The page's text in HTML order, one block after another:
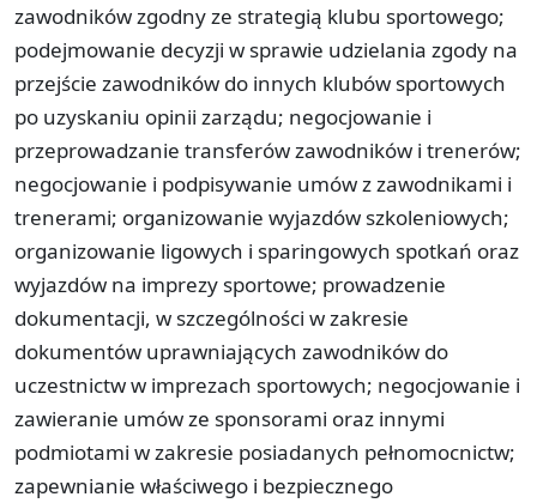
zawodników zgodny ze strategią klubu sportowego;
podejmowanie decyzji w sprawie udzielania zgody na
przejście zawodników do innych klubów sportowych
po uzyskaniu opinii zarządu; negocjowanie i
przeprowadzanie transferów zawodników i trenerów;
negocjowanie i podpisywanie umów z zawodnikami i
trenerami; organizowanie wyjazdów szkoleniowych;
organizowanie ligowych i sparingowych spotkań oraz
wyjazdów na imprezy sportowe; prowadzenie
dokumentacji, w szczególności w zakresie
dokumentów uprawniających zawodników do
uczestnictw w imprezach sportowych; negocjowanie i
zawieranie umów ze sponsorami oraz innymi
podmiotami w zakresie posiadanych pełnomocnictw;
zapewnianie właściwego i bezpiecznego